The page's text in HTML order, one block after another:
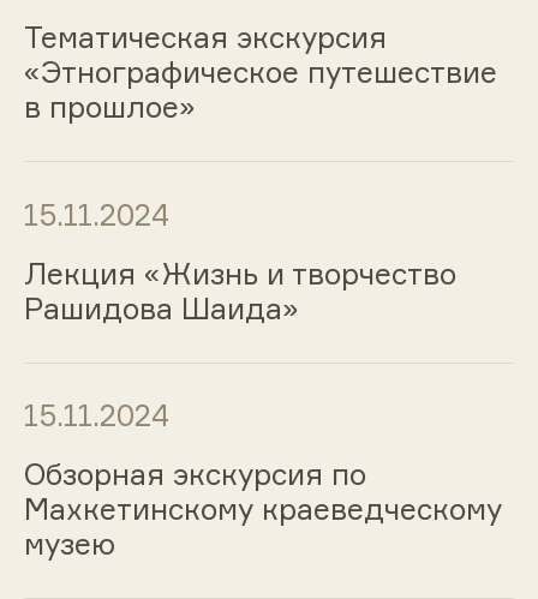
Тематическая экскурсия
«Этнографическое путешествие
в прошлое»
15.11.2024
Лекция «Жизнь и творчество
Рашидова Шаида»
15.11.2024
Обзорная экскурсия по
Махкетинскому краеведческому
музею